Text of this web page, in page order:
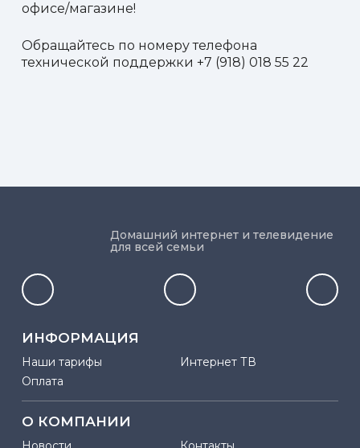
офисе/магазине!
Обращайтесь по номеру телефона
технической поддержки +7 (918) 018 55 22
Домашний интернет и телевидение
для всей семьи
ИНФОРМАЦИЯ
Наши тарифы
Интернет ТВ
Оплата
О КОМПАНИИ